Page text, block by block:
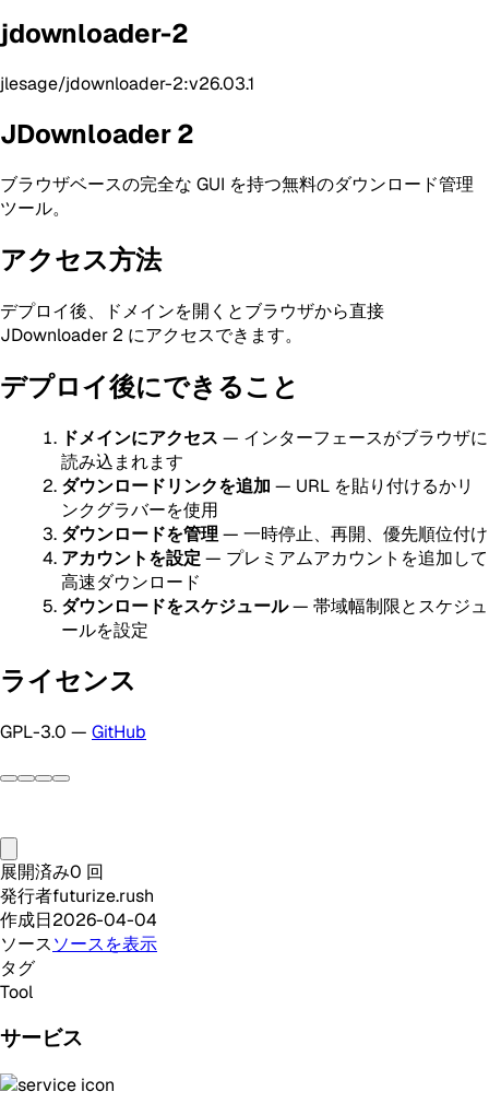
jdownloader-2
jlesage/jdownloader-2:v26.03.1
JDownloader 2
ブラウザベースの完全な GUI を持つ無料のダウンロード管理
ツール。
アクセス方法
デプロイ後、ドメインを開くとブラウザから直接
JDownloader 2 にアクセスできます。
デプロイ後にできること
ドメインにアクセス — インターフェースがブラウザに
読み込まれます
ダウンロードリンクを追加 — URL を貼り付けるかリ
ンクグラバーを使用
ダウンロードを管理 — 一時停止、再開、優先順位付け
アカウントを設定 — プレミアムアカウントを追加して
高速ダウンロード
ダウンロードをスケジュール— 帯域幅制限とスケジュ
ールを設定
ライセンス
GPL-3.0 — GitHub
展開済み0 回
発行者futurize.rush
作成日2026-04-04
ソースソースを表示
タグ
Tool
サービス